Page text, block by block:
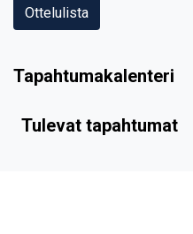
Ottelulista
Tapahtumakalenteri
Tulevat tapahtumat